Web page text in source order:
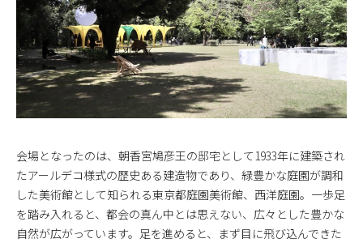
会場となったのは、朝香宮鳩彦王の邸宅として1933年に建築され
たアールデコ様式の歴史ある建造物であり、緑豊かな庭園が調和
した美術館として知られる東京都庭園美術館、西洋庭園。一歩足
を踏み入れると、都会の真ん中とは思えない、広々とした豊かな
自然が広がっています。足を進めると、まず目に飛び込んできた